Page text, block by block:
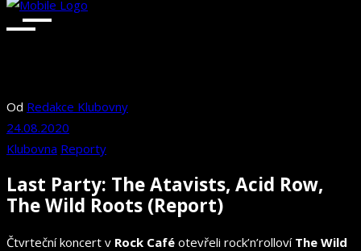
Od Redakce Klubovny
24.08.2020
Klubovna Reporty
Last Party: The Atavists, Acid Row,
The Wild Roots (Report)
Čtvrteční koncert v Rock Café otevřeli rock’n’rolloví The Wild